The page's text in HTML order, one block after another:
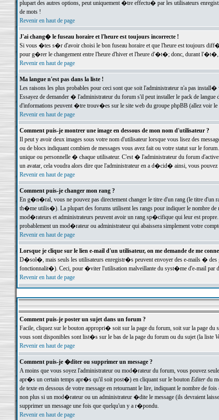
plupart des autres options, peut uniquement �tre effectu� par les utilisateurs
de mots !
Revenir en haut de page
J'ai chang� le fuseau horaire et l'heure est toujours incorrecte !
Si vous �tes s�r d'avoir choisi le bon fuseau horaire et que l'heure est toujours
pour g�rer le changement entre l'heure d'hiver et l'heure d'�t�; donc, durant
Revenir en haut de page
Ma langue n'est pas dans la liste !
Les raisons les plus probables pour ceci sont que soit l'administrateur n'a pas
Essayez de demander � l'administrateur du forum s'il peut installer le pack de
d'informations peuvent �tre trouv�es sur le site web du groupe phpBB (allez voir le
Revenir en haut de page
Comment puis-je montrer une image en dessous de mon nom d'utilisateur ?
Il peut y avoir deux images sous votre nom d'utilisateur lorsque vous lisez des
ou de blocs indiquant combien de messages vous avez fait ou votre statut sur le
unique ou personnelle � chaque utilisateur. C'est � l'administrateur du forum
un avatar, cela voudra alors dire que l'administrateur en a d�cid� ainsi, vous
Revenir en haut de page
Comment puis-je changer mon rang ?
En g�n�ral, vous ne pouvez pas directement changer le titre d'un rang (le titre d'un
th�me utilis�). La plupart des forums utilisent les rangs pour indiquer le nombre de
mod�rateurs et administrateurs peuvent avoir un rang sp�cifique qui leur est
probablement un mod�rateur ou administrateur qui abaissera simplement votre
Revenir en haut de page
Lorsque je clique sur le lien e-mail d'un utilisateur, on me demande de me
D�sol�, mais seuls les utilisateurs enregistr�s peuvent envoyer des e-mails �
fonctionnalit�). Ceci, pour �viter l'utilisation malveillante du syst�me d'e-mail par
Revenir en haut de page
Comment puis-je poster un sujet dans un forum ?
Facile, cliquez sur le bouton appropri� soit sur la page du forum, soit sur la page du
vous sont disponibles sont list�s sur le bas de la page du forum ou du sujet (la liste
Revenir en haut de page
Comment puis-je �diter ou supprimer un message ?
A moins que vous soyez l'administrateur ou mod�rateur du forum, vous pouvez
apr�s un certain temps apr�s qu'il soit post�) en cliquant sur le bouton Editerdu
de texte en dessous de votre message en retournant le lire, indiquant le nombre
non plus si un mod�rateur ou un administrateur �dite le message (ils devraient
supprimer un message une fois que quelqu'un y a r�pondu.
Revenir en haut de page